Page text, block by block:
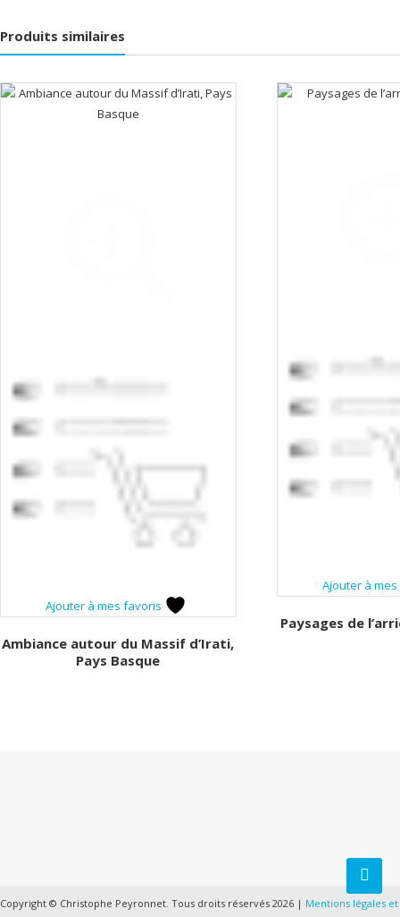
Produits similaires
Ajouter à mes favoris
Ambiance autour du Massif d’Irati,
Pays Basque
Ajouter à
Paysages de
Copyright © Christophe Peyronnet. Tous droits réservés 2026 | Mentions légales